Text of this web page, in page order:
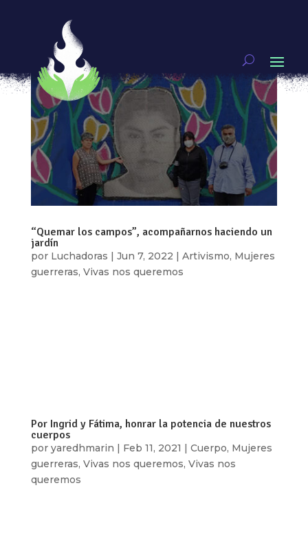
“Quemar los campos”, acompañarnos haciendo un
jardín
por Luchadoras | Jun 7, 2022 | Artivismo, Mujeres
guerreras, Vivas nos queremos
Por Ingrid y Fátima, honrar la potencia de nuestros
cuerpos
por yaredhmarin | Feb 11, 2021 | Cuerpo, Mujeres
guerreras, Vivas nos queremos, Vivas nos
queremos